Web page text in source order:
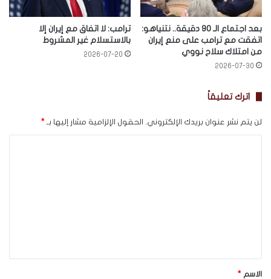
بعد اجتماع الـ 90 دقيقة.. نتنياهو:
اتفقت مع ترامب على منع إيران
من امتلاك سلاح نووي
2026-07-30
ترامب: لا اتفاق مع إيران إلا
بالاستسلام غير المشروط
2026-07-20
اترك تعليقاً
لن يتم نشر عنوان بريدك الإلكتروني. الحقول الإلزامية مشار إليها بـ *
*
الاسم *